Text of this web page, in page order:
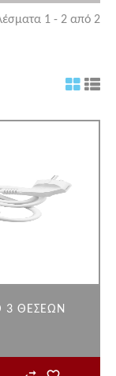
1 - 2 από 2
3 ΘΕΣΕΩΝ